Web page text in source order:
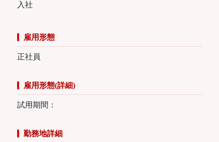
入社
雇用形態
正社員
雇用形態(詳細)
試用期間：
勤務地詳細